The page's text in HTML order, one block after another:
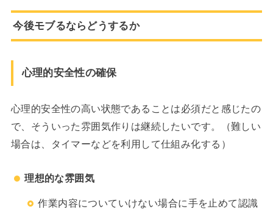
今後モブるならどうするか
心理的安全性の確保
心理的安全性の高い状態であることは必須だと感じたの
で、そういった雰囲気作りは継続したいです。（難しい
場合は、タイマーなどを利用して仕組み化する）
理想的な雰囲気
作業内容についていけない場合に手を止めて認識